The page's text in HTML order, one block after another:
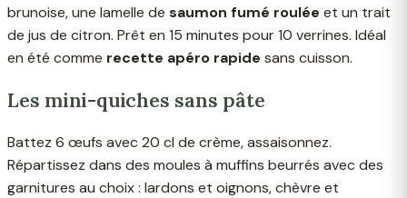
brunoise, une lamelle de saumon fumé roulée et un trait
de jus de citron. Prêt en 15 minutes pour 10 verrines. Idéal
en été comme recette apéro rapide sans cuisson.
Les mini-quiches sans pâte
Battez 6 œufs avec 20 cl de crème, assaisonnez.
Répartissez dans des moules à muffins beurrés avec des
garnitures au choix : lardons et oignons, chèvre et